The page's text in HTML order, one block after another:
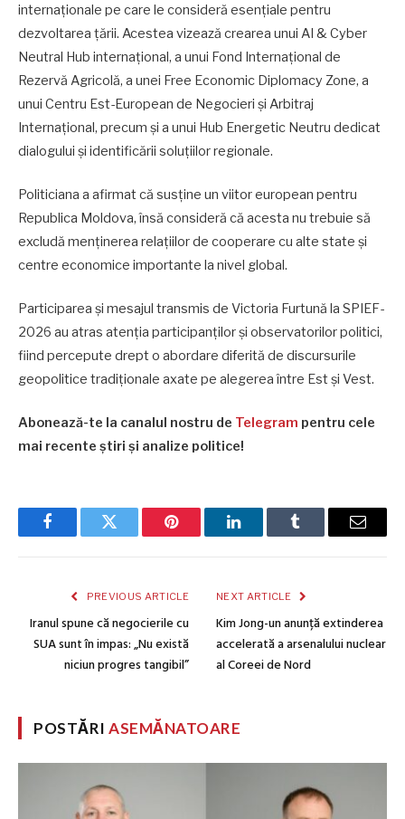
internaționale pe care le consideră esențiale pentru
dezvoltarea țării. Acestea vizează crearea unui AI & Cyber
Neutral Hub internațional, a unui Fond Internațional de
Rezervă Agricolă, a unei Free Economic Diplomacy Zone, a
unui Centru Est-European de Negocieri și Arbitraj
Internațional, precum și a unui Hub Energetic Neutru dedicat
dialogului și identificării soluțiilor regionale.
Politiciana a afirmat că susține un viitor european pentru
Republica Moldova, însă consideră că acesta nu trebuie să
excludă menținerea relațiilor de cooperare cu alte state și
centre economice importante la nivel global.
Participarea și mesajul transmis de Victoria Furtună la SPIEF-
2026 au atras atenția participanților și observatorilor politici,
fiind percepute drept o abordare diferită de discursurile
geopolitice tradiționale axate pe alegerea între Est și Vest.
Abonează-te la canalul nostru de Telegram pentru cele
mai recente știri și analize politice!
FacebookTwitter Pinterest LinkedInTumblr Email
PREVIOUS ARTICLE
Iranul spune că negocierile cu
SUA sunt în impas: „Nu există
niciun progres tangibil”
NEXT ARTICLE
Kim Jong-un anunță extinderea
accelerată a arsenalului nuclear
al Coreei de Nord
POSTĂRIASEMĂNATOARE